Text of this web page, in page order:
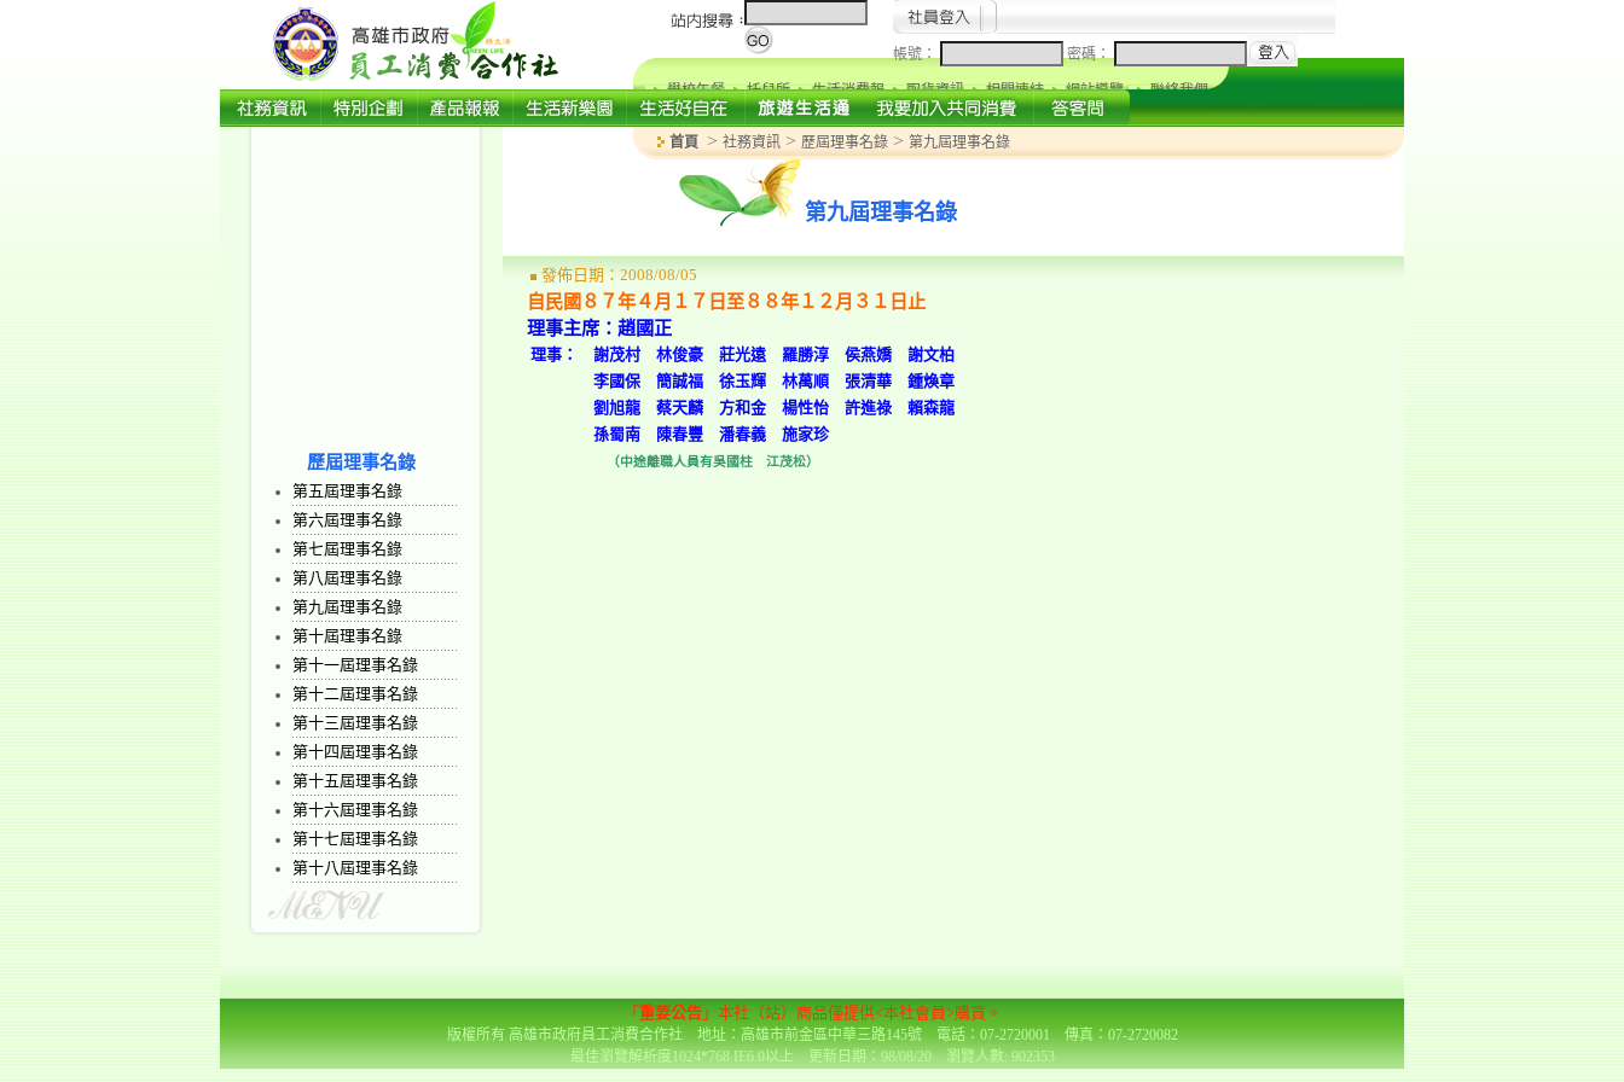
帳號： 密碼：
學校午餐 托兒所 生活消費報 取貨資訊 相關連結 網站導覽 聯絡我們
歷屆理事名錄
第五屆理事名錄
第六屆理事名錄
第七屆理事名錄
第八屆理事名錄
第九屆理事名錄
第十屆理事名錄
第十一屆理事名錄
第十二屆理事名錄
第十三屆理事名錄
第十四屆理事名錄
第十五屆理事名錄
第十六屆理事名錄
第十七屆理事名錄
第十八屆理事名錄
首頁 > 社務資訊 > 歷屆理事名錄 > 第九屆理事名錄
第九屆理事名錄
發佈日期：2008/08/05
自民國８７年４月１７日至８８年１２月３１日止
理事主席：趙國正
理事： 謝茂村 林俊豪 莊光遠 羅勝淳 侯燕嬌 謝文柏
李國保 簡誠福 徐玉輝 林萬順 張清華 鍾煥章
劉旭龍 蔡天麟 方和金 楊性怡 許進祿 賴森龍
孫蜀南 陳春豐 潘春義 施家珍
（中途離職人員有吳國柱 江茂松）
「 重要公告」本社（站）商品僅提供<本社會員>購買。
版權所有 高雄市政府員工消費合作社 地址：高雄市前金區中華三路145號 電話：07-2720001 傳真：07-2720082
最佳瀏覽解析度1024*768 IE6.0以上 更新日期：98/08/20 瀏覽人數: 902353